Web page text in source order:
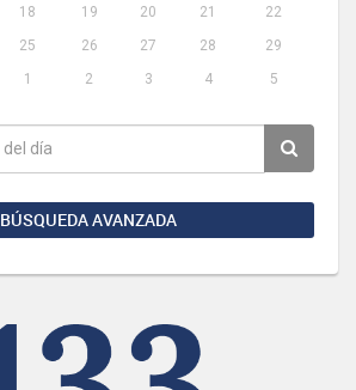
18 19 20 21
22
25 26 27 28
29
1 2 3 4 5
BÚSQUEDA AVANZADA